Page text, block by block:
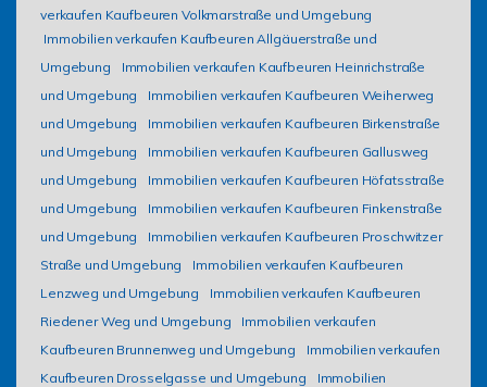
verkaufen Kaufbeuren Volkmarstraße und Umgebung
Immobilien verkaufen Kaufbeuren Allgäuerstraße und
Umgebung
Immobilien verkaufen Kaufbeuren Heinrichstraße
und Umgebung
Immobilien verkaufen Kaufbeuren Weiherweg
und Umgebung
Immobilien verkaufen Kaufbeuren Birkenstraße
und Umgebung
Immobilien verkaufen Kaufbeuren Gallusweg
und Umgebung
Immobilien verkaufen Kaufbeuren Höfatsstraße
und Umgebung
Immobilien verkaufen Kaufbeuren Finkenstraße
und Umgebung
Immobilien verkaufen Kaufbeuren Proschwitzer
Straße und Umgebung
Immobilien verkaufen Kaufbeuren
Lenzweg und Umgebung
Immobilien verkaufen Kaufbeuren
Riedener Weg und Umgebung
Immobilien verkaufen
Kaufbeuren Brunnenweg und Umgebung
Immobilien verkaufen
Kaufbeuren Drosselgasse und Umgebung
Immobilien